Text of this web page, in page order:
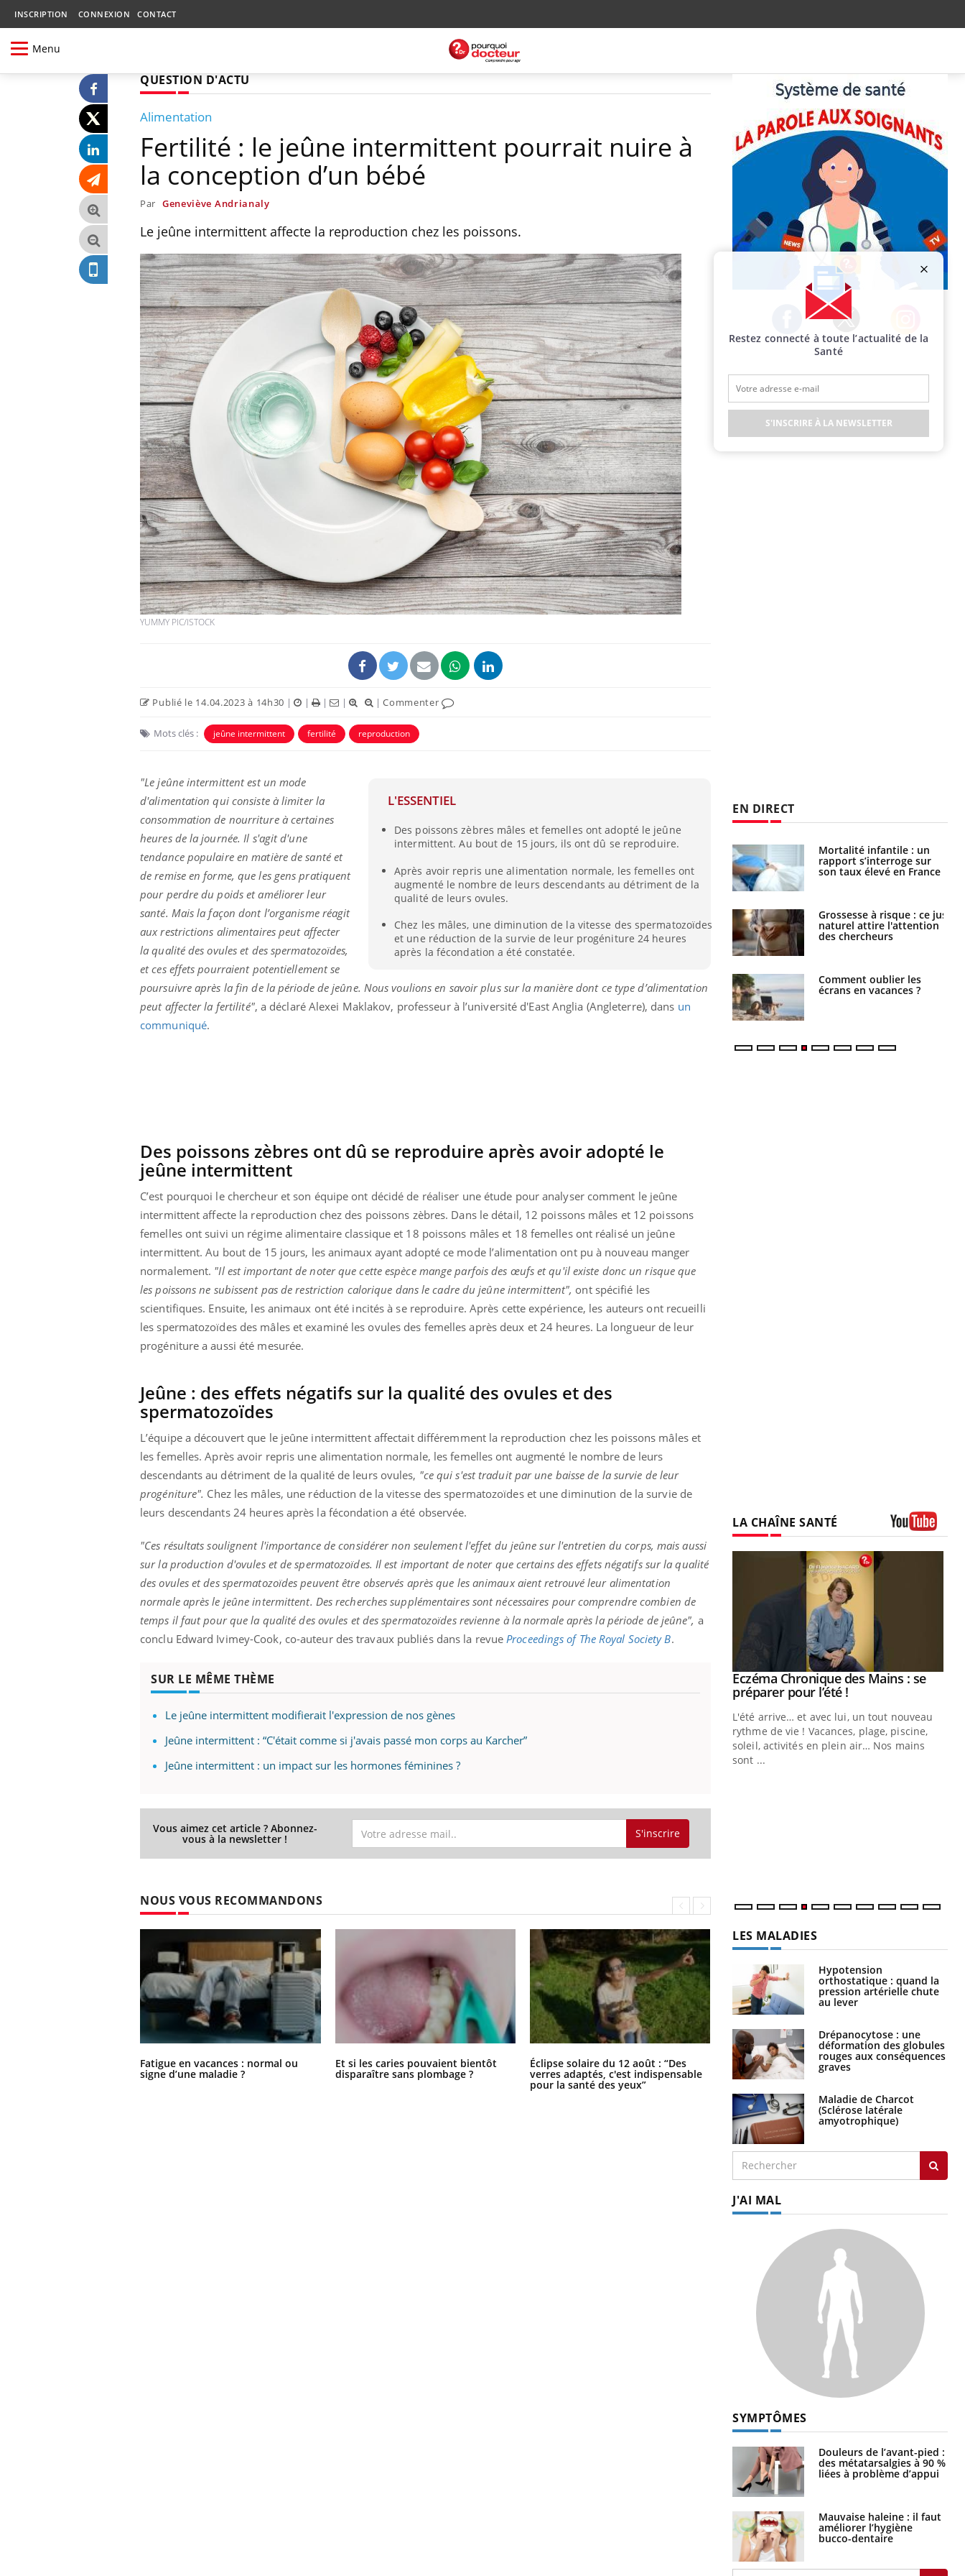
INSCRIPTION CONNEXION CONTACT
Menu
QUESTION D'ACTU
Alimentation
Fertilité : le jeûne intermittent pourrait nuire à
la conception d’un bébé
Par Geneviève Andrianaly
Le jeûne intermittent affecte la reproduction chez les poissons.
YUMMY PIC/ISTOCK
Publié le 14.04.2023 à 14h30 | | | | |Commenter
Mots clés : jeûne intermittent fertilité reproduction
L'ESSENTIEL
Des poissons zèbres mâles et femelles ont adopté le jeûne
intermittent. Au bout de 15 jours, ils ont dû se reproduire.
Après avoir repris une alimentation normale, les femelles ont
augmenté le nombre de leurs descendants au détriment de la
qualité de leurs ovules.
Chez les mâles, une diminution de la vitesse des spermatozoïdes
et une réduction de la survie de leur progéniture 24 heures
après la fécondation a été constatée.
"Le jeûne intermittent est un mode
d'alimentation qui consiste à limiter la
consommation de nourriture à certaines
heures de la journée. Il s'agit d'une
tendance populaire en matière de santé et
de remise en forme, que les gens pratiquent
pour perdre du poids et améliorer leur
santé. Mais la façon dont l’organisme réagit
aux restrictions alimentaires peut affecter
la qualité des ovules et des spermatozoïdes,
et ces effets pourraient potentiellement se
poursuivre après la fin de la période de jeûne. Nous voulions en savoir plus sur la manière dont ce type d’alimentation
peut affecter la fertilité", a déclaré Alexei Maklakov, professeur à l’université d'East Anglia (Angleterre), dans un
communiqué.
Des poissons zèbres ont dû se reproduire après avoir adopté le
jeûne intermittent
C’est pourquoi le chercheur et son équipe ont décidé de réaliser une étude pour analyser comment le jeûne
intermittent affecte la reproduction chez des poissons zèbres. Dans le détail, 12 poissons mâles et 12 poissons
femelles ont suivi un régime alimentaire classique et 18 poissons mâles et 18 femelles ont réalisé un jeûne
intermittent. Au bout de 15 jours, les animaux ayant adopté ce mode l’alimentation ont pu à nouveau manger
normalement. "Il est important de noter que cette espèce mange parfois des œufs et qu'il existe donc un risque que
les poissons ne subissent pas de restriction calorique dans le cadre du jeûne intermittent", ont spécifié les
scientifiques. Ensuite, les animaux ont été incités à se reproduire. Après cette expérience, les auteurs ont recueilli
les spermatozoïdes des mâles et examiné les ovules des femelles après deux et 24 heures. La longueur de leur
progéniture a aussi été mesurée.
Jeûne : des effets négatifs sur la qualité des ovules et des
spermatozoïdes
L’équipe a découvert que le jeûne intermittent affectait différemment la reproduction chez les poissons mâles et
les femelles. Après avoir repris une alimentation normale, les femelles ont augmenté le nombre de leurs
descendants au détriment de la qualité de leurs ovules, "ce qui s'est traduit par une baisse de la survie de leur
progéniture". Chez les mâles, une réduction de la vitesse des spermatozoïdes et une diminution de la survie de
leurs descendants 24 heures après la fécondation a été observée.
"Ces résultats soulignent l'importance de considérer non seulement l'effet du jeûne sur l'entretien du corps, mais aussi
sur la production d'ovules et de spermatozoïdes. Il est important de noter que certains des effets négatifs sur la qualité
des ovules et des spermatozoïdes peuvent être observés après que les animaux aient retrouvé leur alimentation
normale après le jeûne intermittent. Des recherches supplémentaires sont nécessaires pour comprendre combien de
temps il faut pour que la qualité des ovules et des spermatozoïdes revienne à la normale après la période de jeûne", a
conclu Edward Ivimey-Cook, co-auteur des travaux publiés dans la revueProceedings of The Royal Society B.
SUR LE MÊME THÈME
Le jeûne intermittent modifierait l'expression de nos gènes
Jeûne intermittent : “C'était comme si j'avais passé mon corps au Karcher”
Jeûne intermittent : un impact sur les hormones féminines ?
Vous aimez cet article ? Abonnez-
vous à la newsletter ! S'inscrire
NOUS VOUS RECOMMANDONS
Fatigue en vacances : normal ou
signe d’une maladie ?
Et si les caries pouvaient bientôt
disparaître sans plombage ?
Éclipse solaire du 12 août : “Des
verres adaptés, c'est indispensable
pour la santé des yeux”
Les troubles du sommeil modifient
votre cerveau !
Facebook Twitter Instagram
EN DIRECT
Fatigue en vacances :
normal ou signe d’une
maladie ?
Et si les caries pouvaient
bientôt disparaître sans
plombage ?
Éclipse solaire du 12 août
: “Des verres adaptés,
c'est indispensable pour
la santé des yeux”
Les troubles du sommeil
sensible ou simplement
très empathique ?
quelle trousse à
pharmacie pour les
vacances ?
Syndrome métabolique :
exercices physiques ?
pendant les vacances ?
détecté chez un touriste
en France
Mortalité infantile : un
rapport s’interroge sur
son taux élevé en France
Grossesse à risque : ce jus
naturel attire l'attention
des chercheurs
Comment oublier les
écrans en vacances ?
LA CHAÎNE SANTÉ
Eczéma Chronique des Mains :
expliquer ma maladieYoutube
Il y a des sujets qui sont faciles à aborder...
questions sur la maladie d'un proche c'est
prévenirYoutube
Fatigue, irritabilité, brouillard mental ou
carence en fer sont multiples ce qui la rend
...
osait en parler??Youtube
patients comme parfois chez les soignants.
Youtube
Eczéma Chronique des Mains : se
préparer pour l’été !Youtube
L'été arrive… et avec lui, un tout nouveau
rythme de vie ! Vacances, plage, piscine,
soleil, activités en plein air… Nos mains
sont ...
LES MALADIES
Hypotension
orthostatique : quand la
pression artérielle chute
au lever
Drépanocytose : une
déformation des globules
rouges aux conséquences
graves
Maladie de Charcot
(Sclérose latérale
amyotrophique)
J'AI MAL
SYMPTÔMES
Douleurs de l’avant-pied :
des métatarsalgies à 90 %
liées à problème d’appui
Mauvaise haleine : il faut
améliorer l’hygiène
bucco-dentaire
Restez connecté à toute l’actualité de la
Santé
S'INSCRIRE À LA NEWSLETTER